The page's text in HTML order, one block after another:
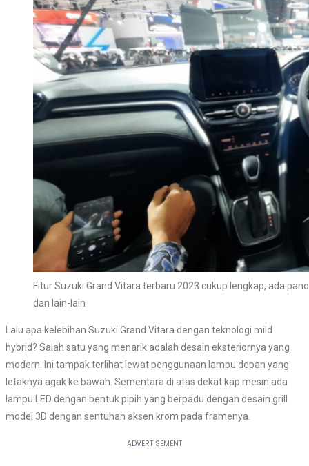
Fitur Suzuki Grand Vitara terbaru 2023 cukup lengkap, ada
dan lain-lain
Lalu apa kelebihan Suzuki Grand Vitara dengan teknologi mild
hybrid? Salah satu yang menarik adalah desain eksteriornya yang
modern. Ini tampak terlihat lewat penggunaan lampu depan yang
letaknya agak ke bawah. Sementara di atas dekat kap mesin ada
lampu LED dengan bentuk pipih yang berpadu dengan desain grill
model 3D dengan sentuhan aksen krom pada framenya.